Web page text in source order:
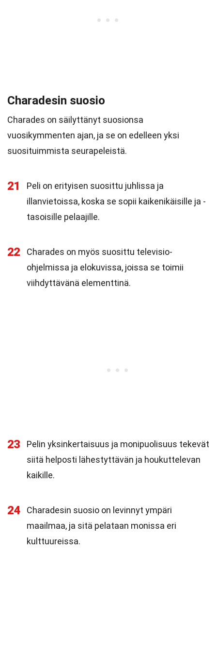
Charadesin suosio
Charades on säilyttänyt suosionsa
vuosikymmenten ajan, ja se on edelleen yksi
suosituimmista seurapeleistä.
21
Peli on erityisen suosittu juhlissa ja
illanvietoissa, koska se sopii kaikenikäisille ja -
tasoisille pelaajille.
22
Charades on myös suosittu televisio-
ohjelmissa ja elokuvissa, joissa se toimii
viihdyttävänä elementtinä.
23
Pelin yksinkertaisuus ja monipuolisuus tekevät
siitä helposti lähestyttävän ja houkuttelevan
kaikille.
24
Charadesin suosio on levinnyt ympäri
maailmaa, ja sitä pelataan monissa eri
kulttuureissa.